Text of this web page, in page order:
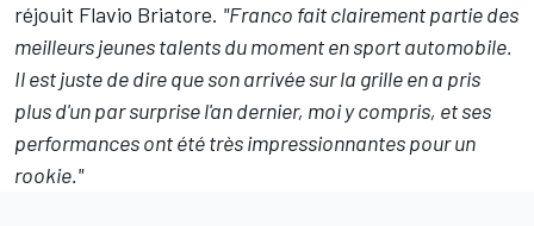
réjouit Flavio Briatore. "Franco fait clairement partie des
meilleurs jeunes talents du moment en sport automobile.
Il est juste de dire que son arrivée sur la grille en a pris
plus d'un par surprise l'an dernier, moi y compris, et ses
performances ont été très impressionnantes pour un
rookie."